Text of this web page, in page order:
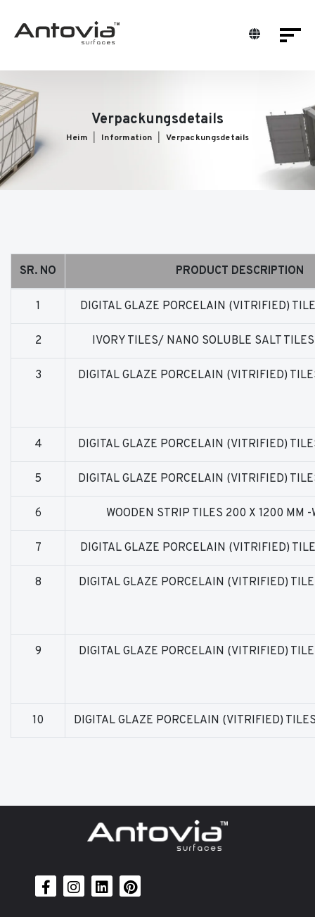
Verpackungsdetails
Heim Information Verpackungsdetails
SR. NO PRODUCT DESCRIPTION
1 DIGITAL GLAZE PORCELAIN (VITRIFIED)
2 IVORY TILES/ NANO SOLUBLE SALT
3 DIGITAL GLAZE PORCELAIN (VITRIFIED)
4 DIGITAL GLAZE PORCELAIN (VITRIFIED)
5 DIGITAL GLAZE PORCELAIN (VITRIFIED)
6 WOODEN STRIP TILES 200 X 1200 MM
7 DIGITAL GLAZE PORCELAIN (VITRIFIED)
8 DIGITAL GLAZE PORCELAIN (VITRIFIED)
9 DIGITAL GLAZE PORCELAIN (VITRIFIED)
10 DIGITAL GLAZE PORCELAIN (VITRIFIED)